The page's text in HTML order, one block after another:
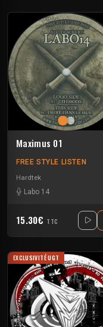
Maximus 01
FREE STYLE LISTEN
Hardtek
Labo 14
15.30€ TTC
EXCLUSIVITÉ UGT